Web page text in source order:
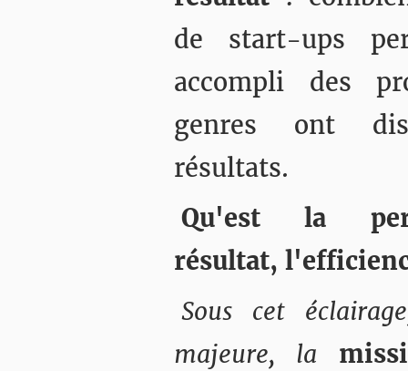
de start-ups
accompli des
genres ont
résultats.
Qu'est la
résultat,
Sous cet
majeure, la